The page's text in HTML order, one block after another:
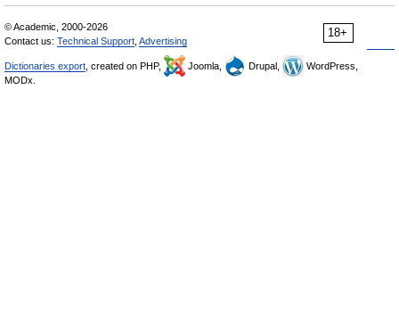
18+
© Academic, 2000-2026
Contact us: Technical Support Advertising
Dictionaries export , created on PHP, Joomla, Drupal,
WordPress,
MODx.